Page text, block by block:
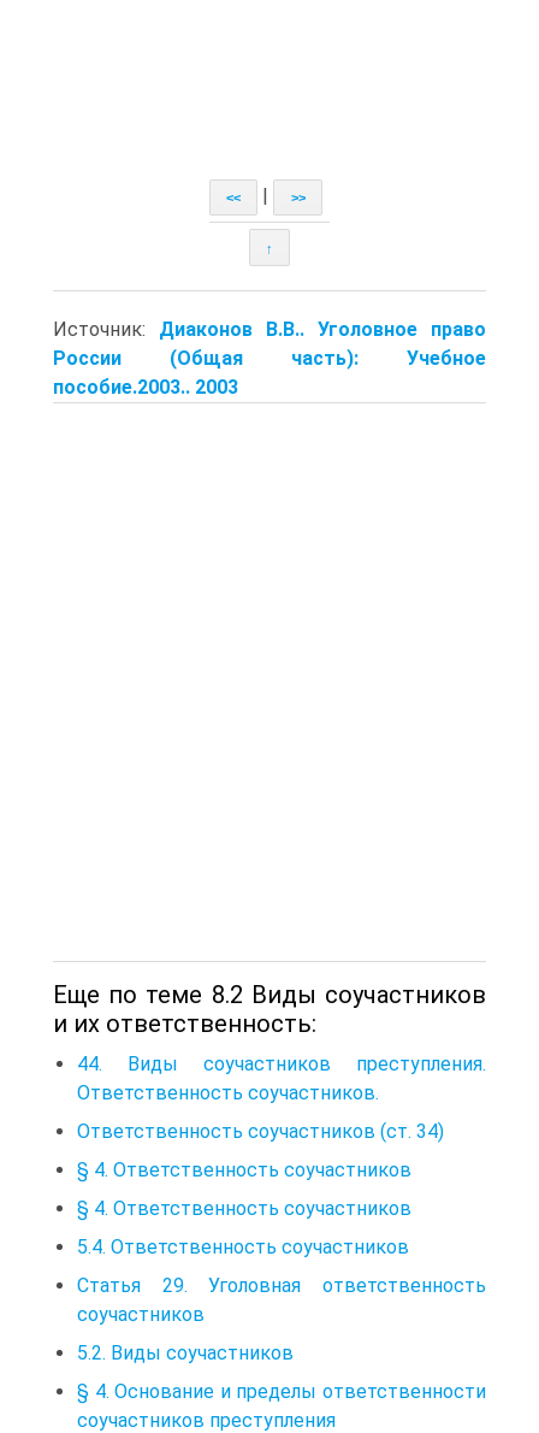
<< >>
↑
Источник: Диаконов В.В.. Уголовное право
России (Общая часть): Учебное
пособие.2003.. 2003
Еще по теме 8.2 Виды соучастников
и их ответственность:
44. Виды соучастников преступления.
Ответственность соучастников.
Ответственность соучастников (ст. 34)
§ 4. Ответственность соучастников
§ 4. Ответственность соучастников
5.4. Ответственность соучастников
Статья 29. Уголовная ответственность
соучастников
5.2. Виды соучастников
§ 4. Основание и пределы ответственности
соучастников преступления